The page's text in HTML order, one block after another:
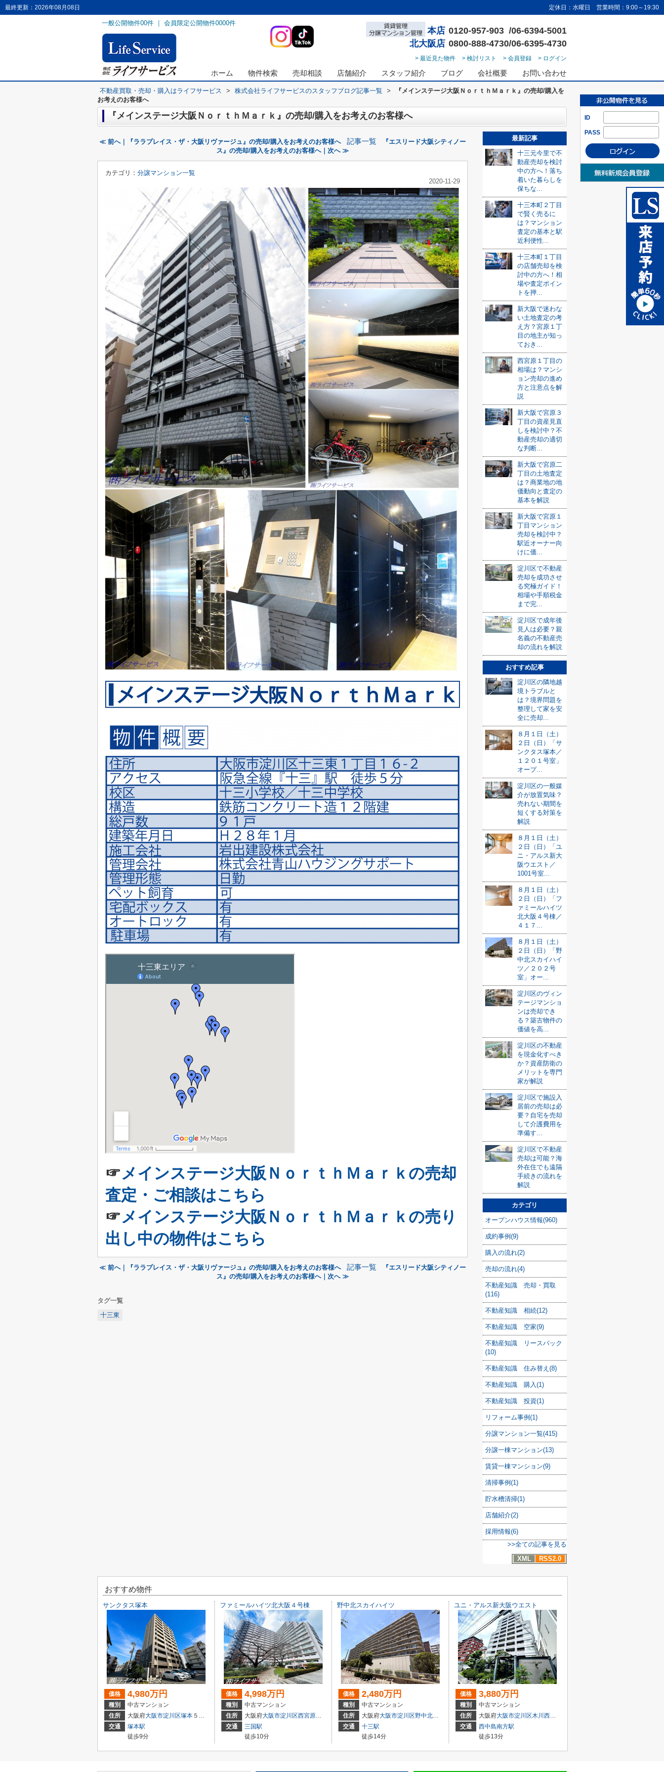
最終更新：2026年08月08日 定休日：水曜日 営業時間：9:00～19:30
一般公開物件00件 ｜ 会員限定公開物件0000件
本店 0120-957-903 /06-6394-5001
北大阪店 0800-888-4730/06-6395-4730
> 最近見た物件 > 検討リスト > 会員登録 > ログイン
ホーム 物件検索 売却相談 店舗紹介 スタッフ紹介 ブログ 会社概要 お問い合わせ
ID
PASS
不動産買取・売却・購入はライフサービス > 株式会社ライフサービスのスタッフブログ記事一覧 >
『メインステージ大阪ＮｏｒｔｈＭａｒｋ』の売却/購入を
お考えのお客様へ
『メインステージ大阪ＮｏｒｔｈＭａｒｋ』の売却/購入をお考えのお客様へ
≪ 前へ｜『ララプレイス・ザ・大阪リヴァージュ』の売却/購入をお考えのお客様へ 記事一覧
『エスリード大阪シティノー
ス』の売却/購入をお考えのお客様へ｜次へ ≫
カテゴリ： 分譲マンション一覧
2020-11-29
☞メインステージ大阪ＮｏｒｔｈＭａｒｋの売却
査定・ご相談はこちら
☞メインステージ大阪ＮｏｒｔｈＭａｒｋの売り
出し中の物件はこちら
≪ 前へ｜『ララプレイス・ザ・大阪リヴァージュ』の売却/購入をお考えのお客様へ 記事一覧
『エスリード大阪シティノー
ス』の売却/購入をお考えのお客様へ｜次へ ≫
タグ一覧
十三東
最新記事
十三元今里で不
動産売却を検討
中の方へ！落ち
着いた暮らしを
保ちな...
十三本町２丁目
で賢く売るに
は？マンション
査定の基本と駅
近利便性...
十三本町１丁目
の店舗売却を検
討中の方へ！相
場や査定ポイン
トを押...
新大阪で迷わな
い土地査定の考
え方？宮原１丁
目の地主が知っ
ておき...
西宮原１丁目の
相場は？マンシ
ョン売却の進め
方と注意点を解
説
新大阪で宮原３
丁目の資産見直
しを検討中？不
動産売却の適切
な判断...
新大阪で宮原二
丁目の土地査定
は？商業地の地
価動向と査定の
基本を解説
新大阪で宮原１
丁目マンション
売却を検討中？
駅近オーナー向
けに価...
淀川区で不動産
売却を成功させ
る究極ガイド！
相場や手順税金
まで完...
淀川区で成年後
見人は必要？親
名義の不動産売
却の流れを解説
おすすめ記事
淀川区の隣地越
境トラブルと
は？境界問題を
整理して家を安
全に売却...
８月１日（土）
２日（日）「サ
ンクタス塚本／
１２０１号室」
オープ...
淀川区の一般媒
介が放置気味？
売れない期間を
短くする対策を
解説
８月１日（土）
２日（日）「ユ
ニ・アルス新大
阪ウエスト／
1001号室...
８月１日（土）
２日（日）「フ
ァミールハイツ
北大阪４号棟／
４１７...
８月１日（土）
２日（日）「野
中北スカイハイ
ツ／２０２号
室」オー...
淀川区のヴィン
テージマンショ
ンは売却でき
る？築古物件の
価値を高...
淀川区の不動産
を現金化すべき
か？資産防衛の
メリットを専門
家が解説
淀川区で施設入
居前の売却は必
要？自宅を売却
して介護費用を
準備す...
淀川区で不動産
売却は可能？海
外在住でも遠隔
手続きの流れを
解説
カテゴリ
オープンハウス情報(960)
成約事例(9)
購入の流れ(2)
売却の流れ(4)
不動産知識 売却・買取
(116)
不動産知識 相続(12)
不動産知識 空家(9)
不動産知識 リースバック
(10)
不動産知識 住み替え(8)
不動産知識 購入(1)
不動産知識 投資(1)
リフォーム事例(1)
分譲マンション一覧(415)
分譲一棟マンション(13)
賃貸一棟マンション(9)
清掃事例(1)
貯水槽清掃(1)
店舗紹介(2)
採用情報(6)
>>全ての記事を見る
XML
RSS2.0
おすすめ物件
サンクタス塚本
価格 4,980万円
種別
中古マンション
住所
大阪府大阪市淀川区塚本 ５丁目3-22
交通
塚本駅
徒歩9分
ファミールハイツ北大阪４号棟
価格 4,998万円
種別
中古マンション
住所
大阪府大阪市淀川区西宮原３丁目3-4
交通
三国駅
徒歩10分
野中北スカイハイツ
価格 2,480万円
種別
中古マンション
住所
大阪府大阪市淀川区野中北２丁目3-5
交通
十三駅
徒歩14分
ユニ・アルス新大阪ウエスト
価格 3,880万円
種別
中古マンション
住所
大阪府大阪市淀川区木川西４丁目1-14
交通
西中島南方駅
徒歩13分